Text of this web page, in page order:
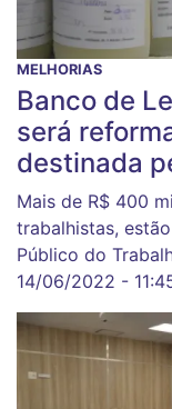
MELHORIAS
Banco de
será
destinada
Mais de R$ 400
trabalhistas,
Público do
14/06/2022 -